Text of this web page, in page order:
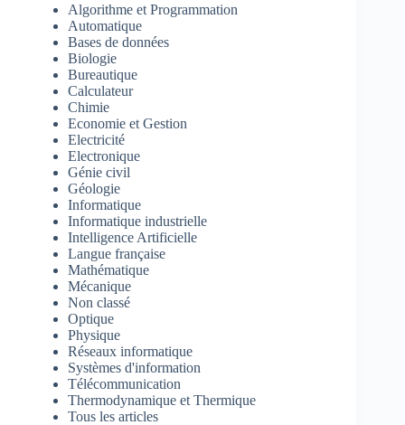
Algorithme et Programmation
Automatique
Bases de données
Biologie
Bureautique
Calculateur
Chimie
Economie et Gestion
Electricité
Electronique
Génie civil
Géologie
Informatique
Informatique industrielle
Intelligence Artificielle
Langue française
Mathématique
Mécanique
Non classé
Optique
Physique
Réseaux informatique
Systèmes d'information
Télécommunication
Thermodynamique et Thermique
Tous les articles